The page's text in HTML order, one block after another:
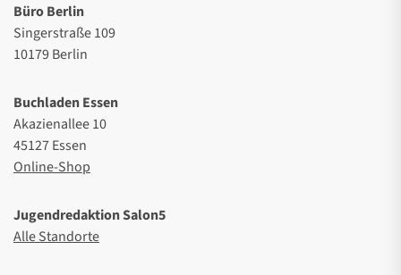
Büro Berlin
Singerstraße 109
10179 Berlin
Buchladen Essen
Akazienallee 10
45127 Essen
Online-Shop
Jugendredaktion Salon5
Alle Standorte